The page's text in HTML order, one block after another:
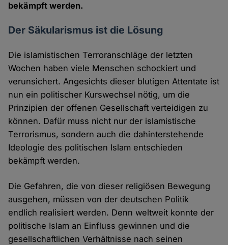
bekämpft werden.
Der Säkularismus ist die Lösung
Die islamistischen Terroranschläge der letzten
Wochen haben viele Menschen schockiert und
verunsichert. Angesichts dieser blutigen Attentate ist
nun ein politischer Kurswechsel nötig, um die
Prinzipien der offenen Gesellschaft verteidigen zu
können. Dafür muss nicht nur der islamistische
Terrorismus, sondern auch die dahinterstehende
Ideologie des politischen Islam entschieden
bekämpft werden.
Die Gefahren, die von dieser religiösen Bewegung
ausgehen, müssen von der deutschen Politik
endlich realisiert werden. Denn weltweit konnte der
politische Islam an Einfluss gewinnen und die
gesellschaftlichen Verhältnisse nach seinen